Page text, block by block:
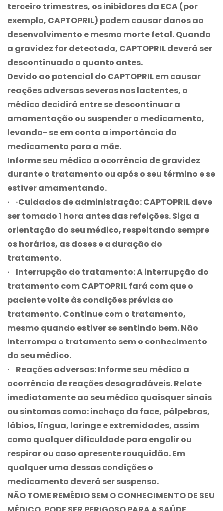
terceiro trimestres, os inibidores da ECA (por
exemplo, CAPTOPRIL) podem causar danos ao
desenvolvimento e mesmo morte fetal. Quando
a gravidez for detectada, CAPTOPRIL deverá ser
descontinuado o quanto antes.
Devido ao potencial do CAPTOPRIL em causar
reações adversas severas nos lactentes, o
médico decidirá entre se descontinuar a
amamentação ou suspender o medicamento,
levando- se em conta a importância do
medicamento para a mãe.
Informe seu médico a ocorrência de gravidez
durante o tratamento ou após o seu término e se
estiver amamentando.
· ·Cuidados de administração:CAPTOPRIL deve
ser tomado 1 hora antes das refeições. Siga a
orientação do seu médico, respeitando sempre
os horários, as doses e a duração do
tratamento.
· Interrupção do tratamento:A interrupção do
tratamento com CAPTOPRIL fará com que o
paciente volte às condições prévias ao
tratamento. Continue com o tratamento,
mesmo quando estiver se sentindo bem. Não
interrompa o tratamento sem o conhecimento
do seu médico.
· Reações adversas:Informe seu médico a
ocorrência de reações desagradáveis. Relate
imediatamente ao seu médico quaisquer sinais
ou sintomas como: inchaço da face, pálpebras,
lábios, língua, laringe e extremidades, assim
como qualquer dificuldade para engolir ou
respirar ou caso apresente rouquidão. Em
qualquer uma dessas condições o
medicamento deverá ser suspenso.
NÃO TOME REMÉDIO SEM O CONHECIMENTO DE SEU